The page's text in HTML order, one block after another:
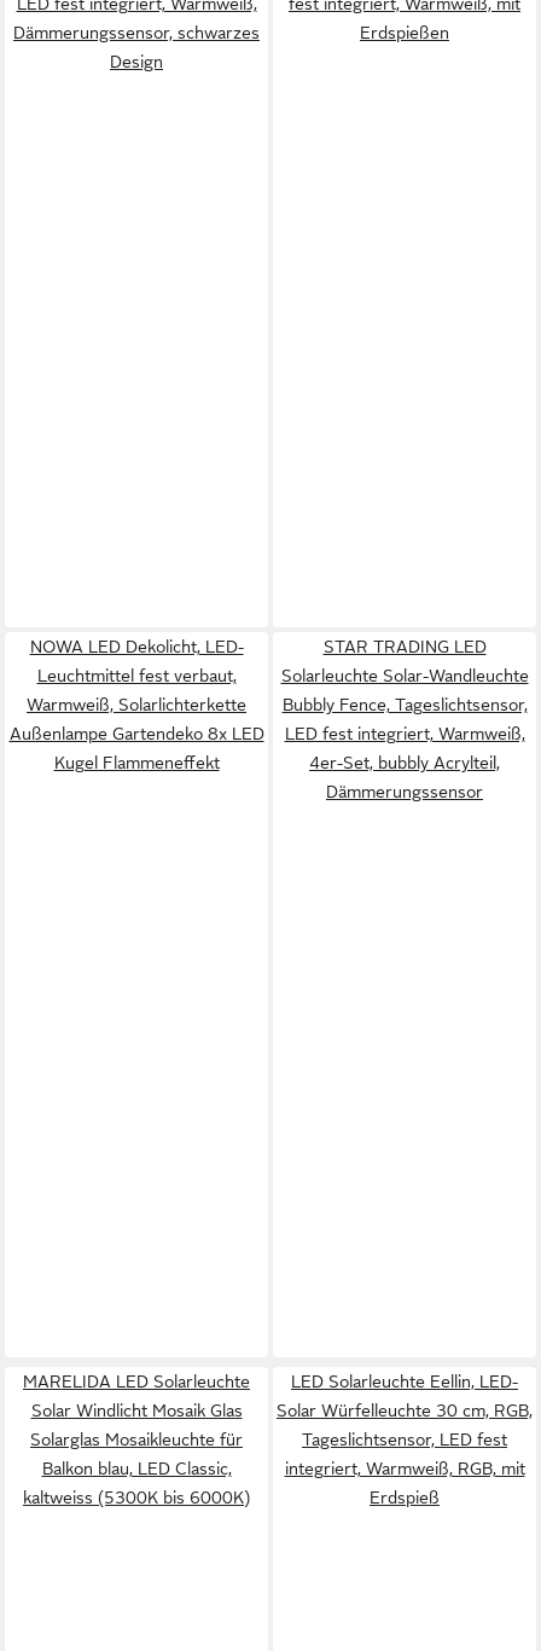
Dämmerungssensor, schwarzes
Design
Erdspießen
NOWA LED Dekolicht, LED-
Leuchtmittel fest verbaut,
Warmweiß, Solarlichterkette
Außenlampe Gartendeko 8x LED
Kugel Flammeneffekt
STAR TRADING LED
Solarleuchte Solar-Wandleuchte
Bubbly Fence, Tageslichtsensor,
LED fest integriert, Warmweiß,
4er-Set, bubbly Acrylteil,
Dämmerungssensor
MARELIDA LED Solarleuchte
Solar Windlicht Mosaik Glas
Solarglas Mosaikleuchte für
Balkon blau, LED Classic,
kaltweiss (5300K bis 6000K)
LED Solarleuchte Eellin, LED-
Solar Würfelleuchte 30 cm, RGB,
Tageslichtsensor, LED fest
integriert, Warmweiß, RGB, mit
Erdspieß